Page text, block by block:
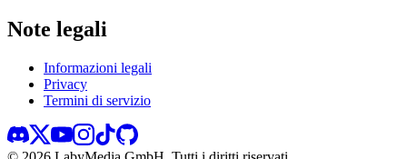
Note legali
Informazioni legali
Privacy
Termini di servizio